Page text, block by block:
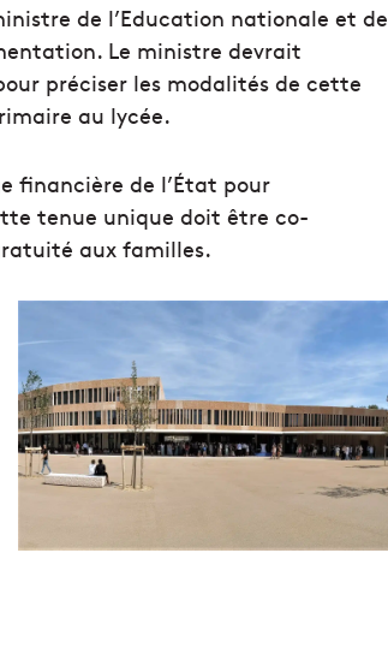
de l’Education nationale et de
Le ministre devrait
préciser les modalités de cette
au lycée.
financière de l’État pour
tenue unique doit être co-
aux familles.